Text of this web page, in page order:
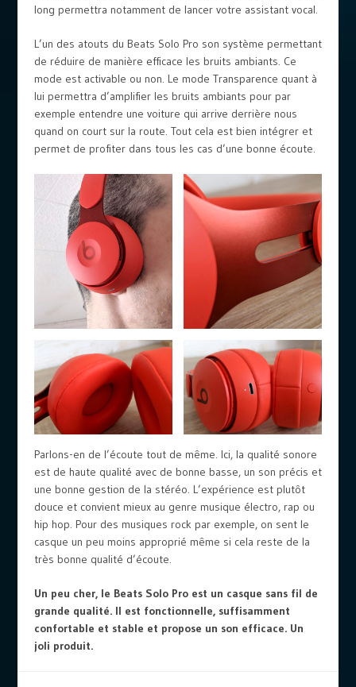
long permettra notamment de lancer votre assistant vocal.
L’un des atouts du Beats Solo Pro son système permettant
de réduire de manière efficace les bruits ambiants. Ce
mode est activable ou non. Le mode Transparence quant à
lui permettra d’amplifier les bruits ambiants pour par
exemple entendre une voiture qui arrive derrière nous
quand on court sur la route. Tout cela est bien intégrer et
permet de profiter dans tous les cas d’une bonne écoute.
Parlons-en de l’écoute tout de même. Ici, la qualité sonore
est de haute qualité avec de bonne basse, un son précis et
une bonne gestion de la stéréo. L’expérience est plutôt
douce et convient mieux au genre musique électro, rap ou
hip hop. Pour des musiques rock par exemple, on sent le
casque un peu moins approprié même si cela reste de la
très bonne qualité d’écoute.
Un peu cher, le Beats Solo Pro est un casque sans fil de
grande qualité. Il est fonctionnelle, suffisamment
confortable et stable et propose un son efficace. Un
joli produit.